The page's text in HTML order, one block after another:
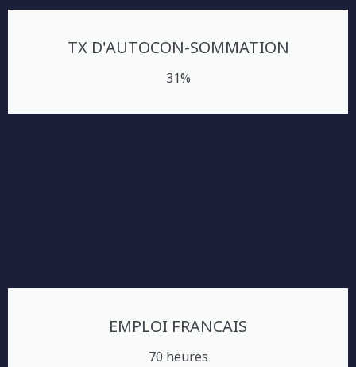
TX D'AUTOCON-SOMMATION
31%
EMPLOI FRANCAIS
70 heures